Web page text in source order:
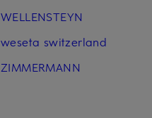
WELLENSTEYN
weseta switzerland
ZIMMERMANN